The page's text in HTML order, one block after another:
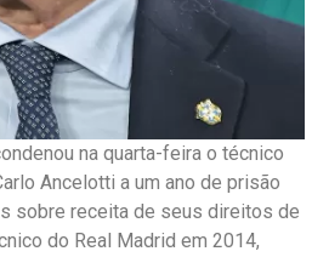
na quarta-feira o técnico
Ancelotti a um ano de prisão
sobre receita de seus direitos de
do Real Madrid em 2014,